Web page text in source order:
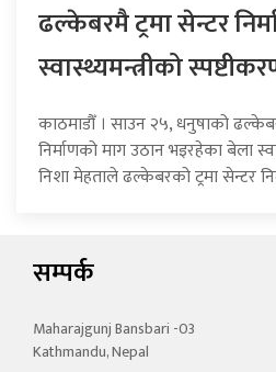
ढल्केबरमै ट्रमा सेन्टर
स्वास्थ्यमन्त्रीको
काठमाडौँ । साउन २५, धनुषाको
निर्माणको माग उठान भइरहेका बेला
निशा मेहताले ढल्केबरको ट्रमा सेन्टर
सम्पर्क
Maharajgunj Bansbari -03
Kathmandu, Nepal